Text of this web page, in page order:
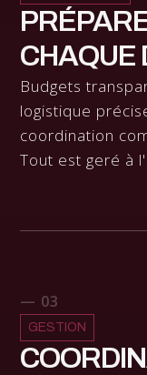
CHAQUE
Budgets
logistique
coordination
Tout est geré à
— 03
GESTION